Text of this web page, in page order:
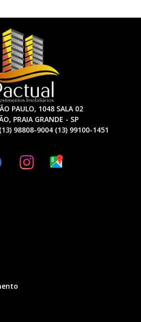
PAULO, 1048 SALA 02
PRAIA GRANDE - SP
98808-9004 (13) 99100-1451